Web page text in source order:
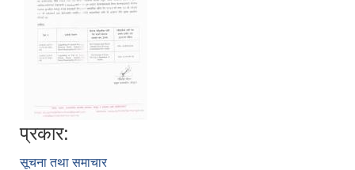
प्रकार:
सूचना तथा समाचार